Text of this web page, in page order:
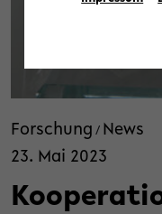
Forschung / News
23. Mai 2023